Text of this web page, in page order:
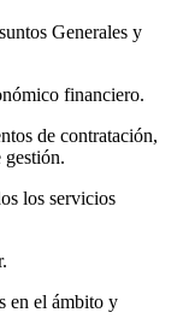
Generales y
financiero.
de contratación,
gestión.
los servicios
en el ámbito y